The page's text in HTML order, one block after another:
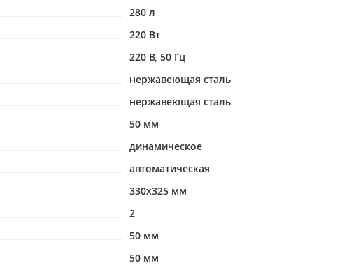
280 л
220 Вт
220 В, 50 Гц
нержавеющая сталь
нержавеющая сталь
50 мм
динамическое
автоматическая
330х325 мм
2
50 мм
50 мм